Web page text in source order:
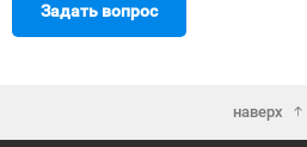
Задать вопрос
наверх